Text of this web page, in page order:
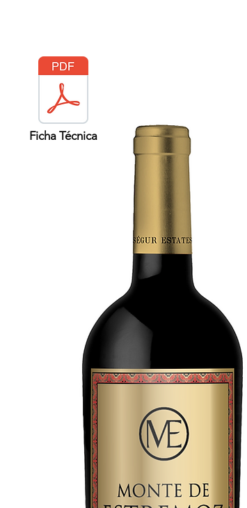
Ficha Técnica